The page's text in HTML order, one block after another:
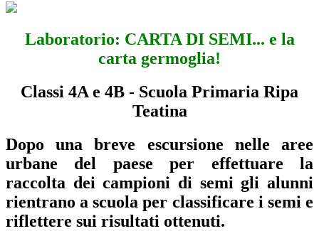
Laboratorio: CARTA DI SEMI... e la
carta germoglia!
Classi 4A e 4B - Scuola Primaria Ripa
Teatina
Dopo una breve escursione nelle aree
urbane del paese per effettuare la
raccolta dei campioni di semi gli alunni
rientrano a scuola per classificare i semi e
riflettere sui risultati ottenuti.